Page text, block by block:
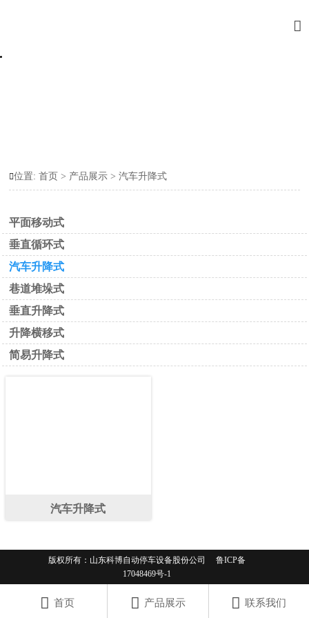

位置:首页 > 产品展示 >汽车升降式
平面移动式
垂直循环式
汽车升降式
巷道堆垛式
垂直升降式
升降横移式
简易升降式
汽车升降式
版权所有：山东科博自动停车设备股份公司 鲁ICP备
17048469号-1
鲁公网安备 37149202000080号
 首页  产品展示  联系我们